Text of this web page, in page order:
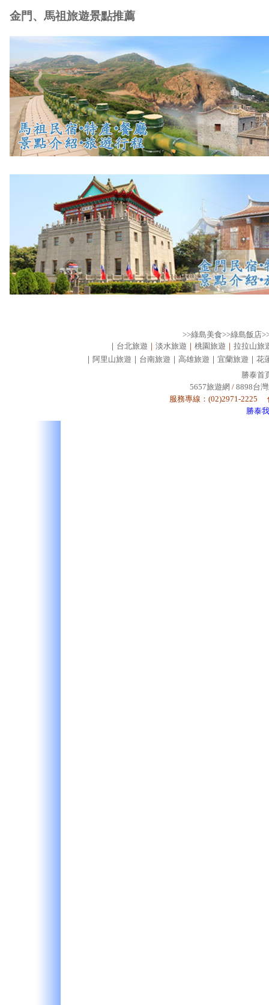
金門、馬祖旅遊景點推薦
>>綠島美食>>綠島飯店
｜ 台北旅遊 ｜ 淡水旅遊 ｜ 桃園旅遊 ｜ 拉拉山旅
｜ 阿里山旅遊 ｜ 台南旅遊 ｜ 高雄旅遊 ｜ 宜蘭旅遊 ｜ 花
勝泰首
5657旅遊網 / 8898台
服務專線：(02)2971-
勝泰